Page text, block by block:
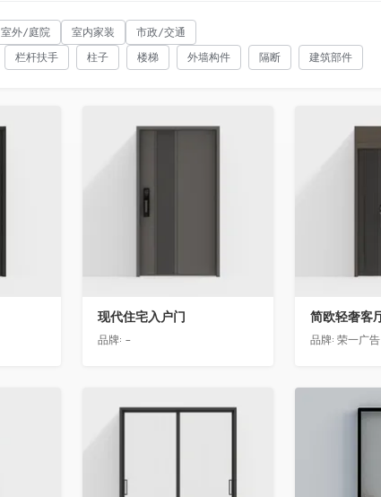
室外/庭院 室内家装 市政/交通
栏杆扶手 柱子 楼梯 外墙构件 隔断 建筑部件
收藏
现代住宅入户门
品牌: -
收藏
品牌: 荣一广告
收藏 收藏